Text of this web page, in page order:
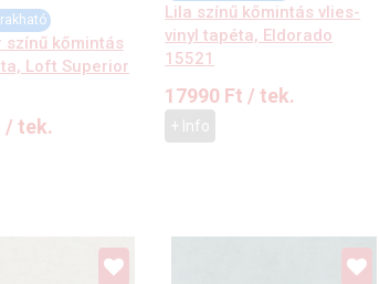
színű kőmintás
Loft Superior
/ tek.
Lila színű kőmintás vlies-
vinyl tapéta, Eldorado
15521
17990 Ft / tek.
+ Info